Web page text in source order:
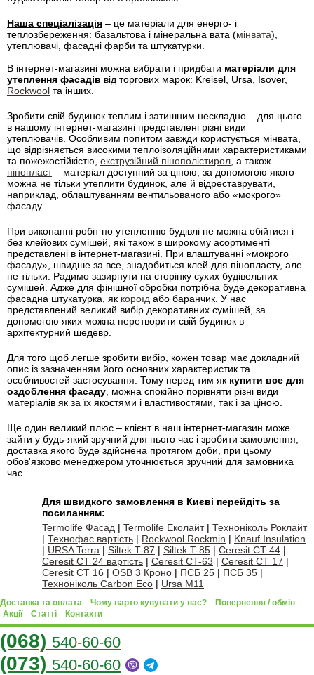
Наша спеціалізація – це матеріали для енерго- і
теплозбереження: базальтова і мінеральна вата (мінвата),
утеплювачі, фасадні фарби та штукатурки.
В інтернет-магазині можна вибрати і придбати матеріали для
утеплення фасадів від торгових марок: Kreisel, Ursa, Isover,
Rockwool та інших.
Зробити свій будинок теплим і затишним нескладно – для цього
в нашому інтернет-магазині представлені різні види
утеплювачів. Особливим попитом завжди користується мінвата,
що відрізняється високими теплоізоляційними характеристиками
та пожежостійкістю, екструзійний пінополістирол , а також
пінопласт– матеріал доступний за ціною, за допомогою якого
можна не тільки утеплити будинок, але й відреставрувати,
наприклад, облаштуванням вентильованого або «мокрого»
фасаду.
При виконанні робіт по утепленню будівлі не можна обійтися і
без клейових сумішей, які також в широкому асортименті
представлені в інтернет-магазині. При влаштуванні «мокрого
фасаду», швидше за все, знадобиться клей для пінопласту, але
не тільки. Радимо зазирнути на сторінку сухих будівельних
сумішей. Адже для фінішної обробки потрібна буде декоративна
фасадна штукатурка, як короїд або баранчик. У нас
представлений великий вибір декоративних сумішей, за
допомогою яких можна перетворити свій будинок в
архітектурний шедевр.
Для того щоб легше зробити вибір, кожен товар має докладний
опис із зазначенням його основних характеристик та
особливостей застосування. Тому перед тим як купити все для
оздоблення фасаду , можна спокійно порівняти різні види
матеріалів як за їх якостями і властивостями, так і за ціною.
Ще один великий плюс – клієнт в наш інтернет-магазин може
зайти у будь-який зручний для нього час і зробити замовлення,
доставка якого буде здійснена протягом доби, при цьому
обов'язково менеджером уточнюється зручний для замовника
час.
Для швидкого замовлення в Києві перейдіть за
посиланням:
Termolife Фасад | Termolife Еколайт| Техноніколь Роклайт
| Технофас вартість | Rockwool Rockmin | Knauf Insulation
| URSA Terra | Siltek T-87 | Siltek T-85 | Ceresit CT 44 |
Ceresit CT 24 вартість | Ceresit CT-63 | Ceresit CT 17 |
Ceresit CT 16 | OSB 3 Кроно | ПСБ 25 | ПСБ 35 |
Техноніколь Carbon Eco | Ursa M11
Доставка та оплата Чому варто купувати у нас?
Повернення / обмін
Акції
Статті Контакти
(068) 540-60-60
(073) 540-60-60